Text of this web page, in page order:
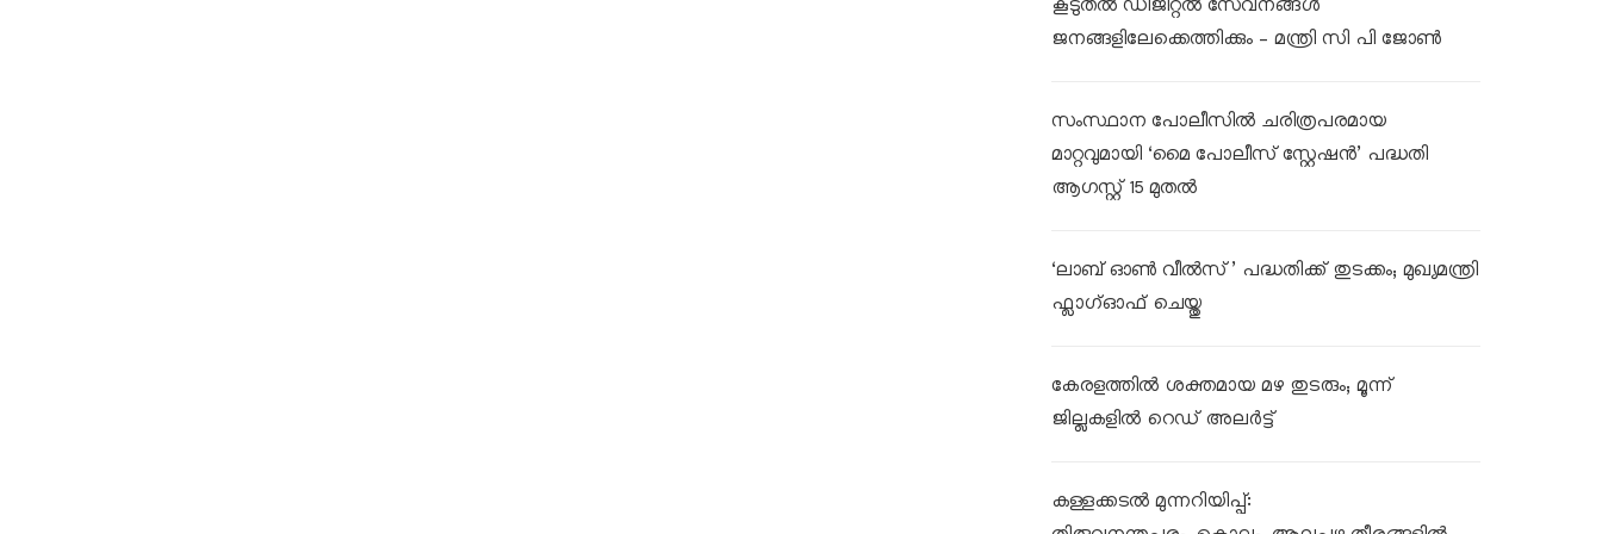
കൂടുതൽ ഡിജിറ്റൽ സേവനങ്ങൾ
ജനങ്ങളിലേക്കെത്തിക്കും – മന്ത്രി സി പി ജോൺ
സംസ്ഥാന പോലീസിൽ ചരിത്രപരമായ
മാറ്റവുമായി ‘മൈ പോലീസ് സ്റ്റേഷൻ’ പദ്ധതി
ആഗസ്റ്റ് 15 മുതൽ
‘ലാബ് ഓൺ വീൽസ്’ പദ്ധതിക്ക് തുടക്കം; മുഖ്യമന്ത്രി
ഫ്ലാഗ്ഓഫ് ചെയ്തു
കേരളത്തിൽ ശക്തമായ മഴ തുടരും; മൂന്ന്
ജില്ലകളിൽ റെഡ് അലർട്ട്
കള്ളക്കടൽ മുന്നറിയിപ്പ്: